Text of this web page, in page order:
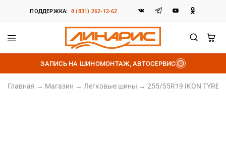
ПОДДЕРЖКА: 8 (831) 262-12-62
Линарис
Продажа
шин,
дисков
и
аккумуляторов
ЗАПИСЬ НА ШИНОМОНТАЖ, АВТОСЕРВИС
Главная → Магазин → Легковые шины → 255/55R19 IKON